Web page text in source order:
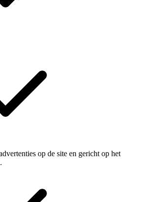
op de site en gericht op het